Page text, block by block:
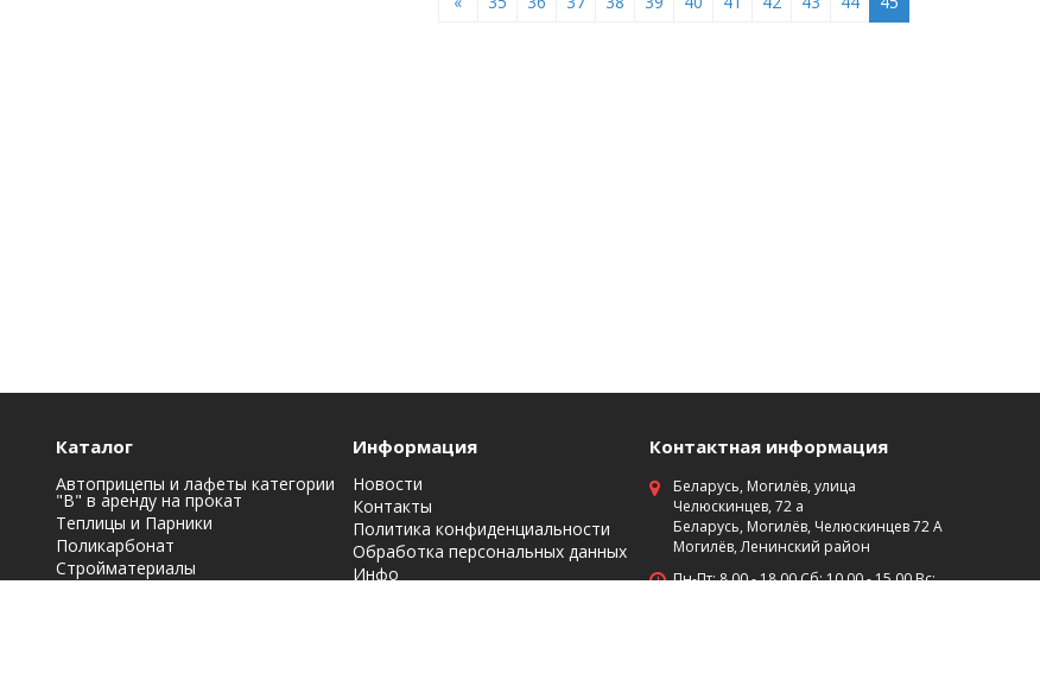
Каталог
Автоприцепы и лафеты категории
"B" в аренду на прокат
Теплицы и Парники
Поликарбонат
Стройматериалы
Информация
Новости
Контакты
Политика конфиденциальности
Обработка персональных данных
Инфо
Контактная информация
Беларусь, Могилёв, улица
Челюскинцев, 72 а
Беларусь, Могилёв, Челюскинцев 72 А
Могилёв, Ленинский район
Пн-Пт: 8 00 - 18 00 Сб: 10 00 - 15 00 Вс: